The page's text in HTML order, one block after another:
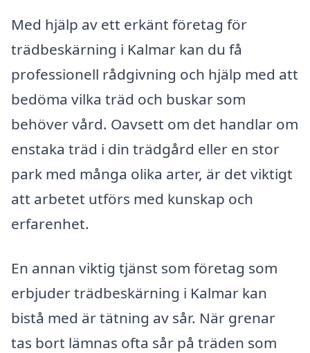
Med hjälp av ett erkänt företag för
trädbeskärning i Kalmar kan du få
professionell rådgivning och hjälp med att
bedöma vilka träd och buskar som
behöver vård. Oavsett om det handlar om
enstaka träd i din trädgård eller en stor
park med många olika arter, är det viktigt
att arbetet utförs med kunskap och
erfarenhet.
En annan viktig tjänst som företag som
erbjuder trädbeskärning i Kalmar kan
bistå med är tätning av sår. När grenar
tas bort lämnas ofta sår på träden som